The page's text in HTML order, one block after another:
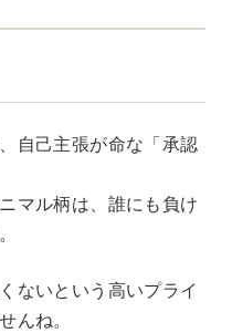
自己主張が命な「承認
マル柄は、誰にも負け
ないという高いプライ
んね。